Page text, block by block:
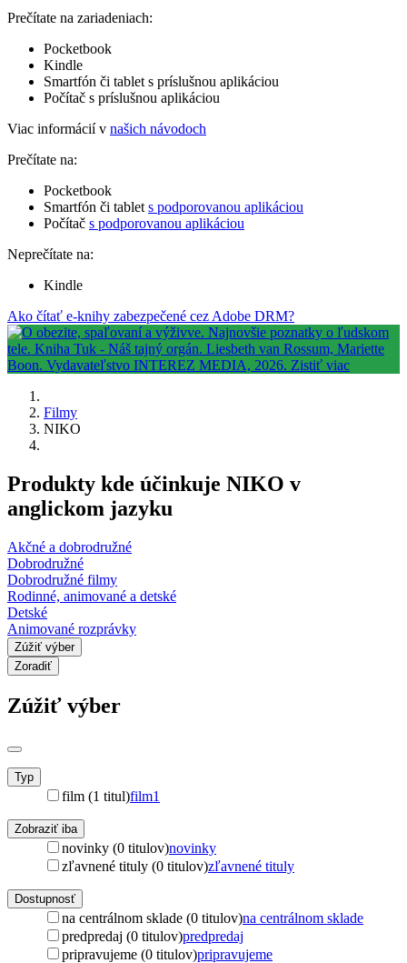
Prečítate na zariadeniach:
Pocketbook
Kindle
Smartfón či tablet s príslušnou aplikáciou
Počítač s príslušnou aplikáciou
Viac informácií v našich návodoch
Prečítate na:
Pocketbook
Smartfón či tablet s podporovanou aplikáciou
Počítač s podporovanou aplikáciou
Neprečítate na:
Kindle
Ako čítať e-knihy zabezpečené cez Adobe DRM?
Filmy
NIKO
Produkty kde účinkuje NIKO v
anglickom jazyku
Akčné a dobrodružné
Dobrodružné
Dobrodružné filmy
Rodinné, animované a detské
Detské
Animované rozprávky
Zúžiť výber
Zoradiť
Zúžiť výber
Typ
film (1 titul)film1
Zobraziť iba
novinky (0 titulov)novinky
zľavnené tituly (0 titulov)zľavnené tituly
Dostupnosť
na centrálnom sklade (0 titulov)na centrálnom sklade
predpredaj (0 titulov)predpredaj
pripravujeme (0 titulov)pripravujeme